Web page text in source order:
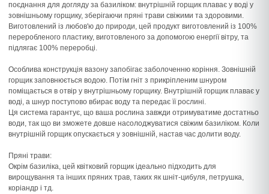
поєднання для догляду за базиліком: внутрішній горщик плаває у воді у
зовнішньому горщику, зберігаючи пряні трави свіжими та здоровими.
Виготовлений із любов'ю до природи, цей продукт виготовлений із 100%
переробленого пластику, виготовленого за допомогою енергії вітру, та
підлягає 100% переробці.
Особлива конструкція вазону запобігає заболоченню коріння. Зовнішній
горщик заповнюється водою. Потім гніт з прикріпленим шнуром
поміщається в отвір у внутрішньому горщику. Внутрішній горщик плаває у
воді, а шнур поступово вбирає воду та передає її рослині.
Ця система гарантує, що ваша рослина завжди отримуватиме достатньо
води, так що ви зможете довше насолоджуватися свіжим базиліком. Коли
внутрішній горщик опускається у зовнішній, настав час долити воду.
Пряні трави:
Окрім базиліка, цей квітковий горщик ідеально підходить для
вирощування та інших пряних трав, таких як шніт-цибуля, петрушка,
коріандр і тд.